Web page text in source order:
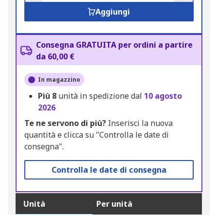
Aggiungi
Consegna GRATUITA per ordini a partire
da 60,00 €
In magazzino
Più 8 unità in spedizione dal 10 agosto
2026
Te ne servono di più? Inserisci la nuova
quantità e clicca su "Controlla le date di
consegna".
Controlla le date di consegna
Unità Per unità